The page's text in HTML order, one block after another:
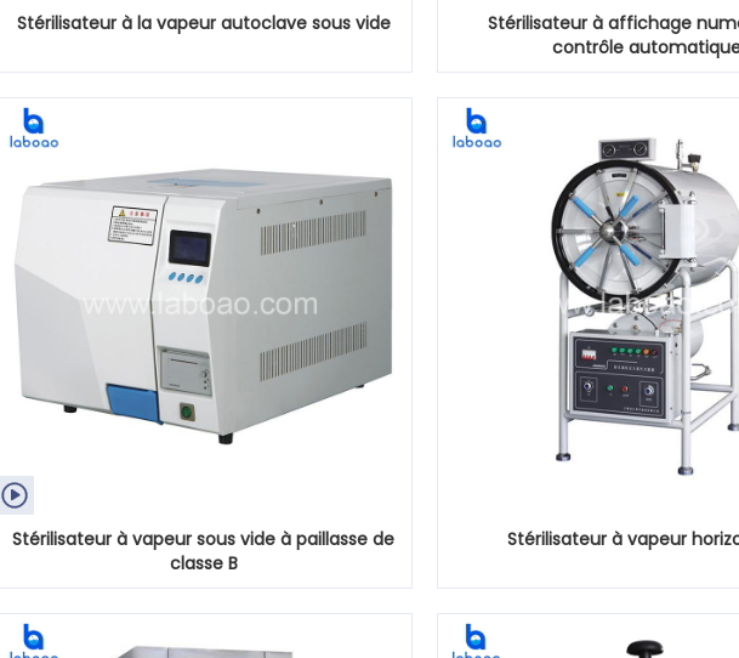
Stérilisateur à la vapeur autoclave sous vide
Stérilisateur à affichage
contrôle

Stérilisateur à vapeur sous vide à paillasse de
classe B
Stérilisateur à vapeur